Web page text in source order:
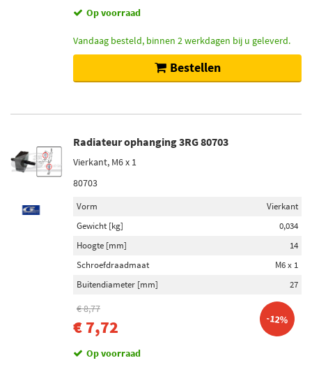
Op voorraad
Vandaag besteld, binnen 2 werkdagen bij u geleverd.
Bestellen
Radiateur ophanging 3RG 80703
Vierkant, M6 x 1
80703
Vorm
Vierkant
Gewicht [kg]
0,034
Hoogte [mm]
14
Schroefdraadmaat
M6 x 1
Buitendiameter [mm]
27
€ 8,77
€ 7,72 -12%
Op voorraad